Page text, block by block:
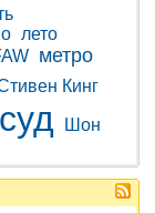
лето
метро
Кинг
суд
Шон